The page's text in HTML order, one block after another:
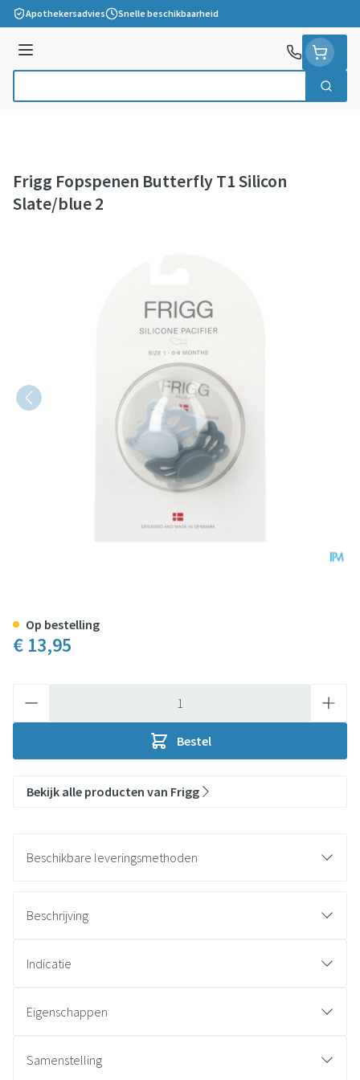
Ga naar de inhoud
Apothekersadvies Snelle beschikbaarheid
Menu
Zoek
Frigg Fopspenen Butterfly T1 Silicon
Slate/blue 2
€ 13,95
Bestel
Op bestelling
Bekijk alle producten van Frigg
Beschikbare leveringsmethoden
Beschrijving
Indicatie
Eigenschappen
Samenstelling